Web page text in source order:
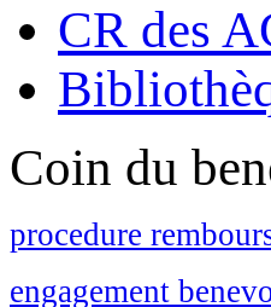
CR des
Coin du
procedure
engagement